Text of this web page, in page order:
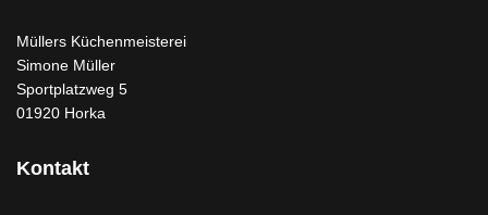
Müllers Küchenmeisterei
Simone Müller
Sportplatzweg 5
01920 Horka
Kontakt